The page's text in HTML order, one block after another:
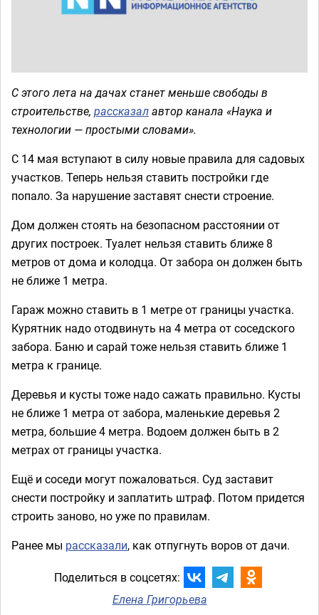
С этого лета на дачах станет меньше свободы в
строительстве, рассказалавтор канала «Наука и
технологии — простыми словами».
С 14 мая вступают в силу новые правила для садовых
участков. Теперь нельзя ставить постройки где
попало. За нарушение заставят снести строение.
Дом должен стоять на безопасном расстоянии от
других построек. Туалет нельзя ставить ближе 8
метров от дома и колодца. От забора он должен быть
не ближе 1 метра.
Гараж можно ставить в 1 метре от границы участка.
Курятник надо отодвинуть на 4 метра от соседского
забора. Баню и сарай тоже нельзя ставить ближе 1
метра к границе.
Деревья и кусты тоже надо сажать правильно. Кусты
не ближе 1 метра от забора, маленькие деревья 2
метра, большие 4 метра. Водоем должен быть в 2
метрах от границы участка.
Ещё и соседи могут пожаловаться. Суд заставит
снести постройку и заплатить штраф. Потом придется
строить заново, но уже по правилам.
Ранее мы рассказали, как отпугнуть воров от дачи.
Поделиться в соцсетях:
Елена Григорьева